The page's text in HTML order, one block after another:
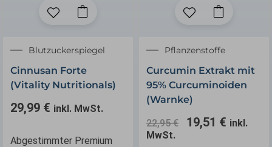
Blutzuckerspiegel
Cinnusan Forte
(Vitality Nutritionals)
29,99 € inkl. MwSt.
Abgestimmter Premium
Pflanzenstoffe
Curcumin Extrakt mit
95% Curcuminoiden
(Warnke)
22,95€
Ursprünglicher
Preis
war:
22,95 €
19,51 €
Preis
ist:
19,51 €.
inkl.
MwSt.